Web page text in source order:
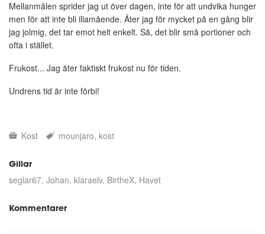
Mellanmålen sprider jag ut över dagen, inte för att undvika hunger
men för att inte bli illamående. Äter jag för mycket på en gång blir
jag jolmig, det tar emot helt enkelt. Så, det blir små portioner och
ofta i stället.
Frukost... Jag äter faktiskt frukost nu för tiden.
Undrens tid är inte förbi!
Kost mounjaro kost
Gillar
seglar67 Johan klaraelv BirtheX Havet
Kommentarer